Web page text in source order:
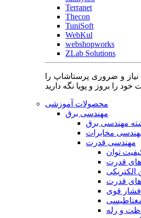
Terranet
Thecon
TuniSoft
WebKul
webshopworks
ZLab Solutions
و ضروری پرستاشاپ را
محصولات آموزشی
مهندسی برق
مهندسی برق
مخابرات
مهندسی قدرت
قدرت
الکتریکی
های قدرت
فشار قوی
و رله